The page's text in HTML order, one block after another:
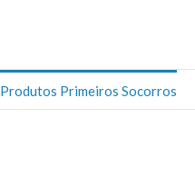
Produtos Primeiros Socorros